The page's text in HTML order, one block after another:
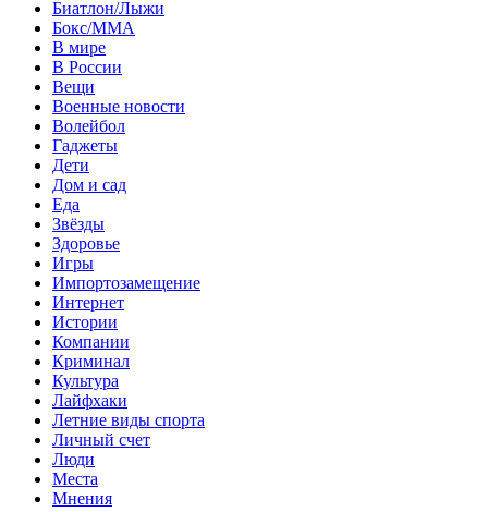
Биатлон/Лыжи
Бокс/MMA
В мире
В России
Вещи
Военные новости
Волейбол
Гаджеты
Дети
Дом и сад
Еда
Звёзды
Здоровье
Игры
Импортозамещение
Интернет
Истории
Компании
Криминал
Культура
Лайфхаки
Летние виды спорта
Личный счет
Люди
Места
Мнения